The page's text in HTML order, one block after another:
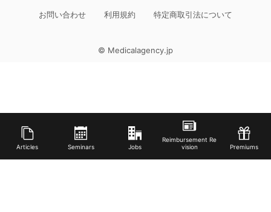
Articles Seminars Jobs
Reimbursement Re
vision
Premiums
お問い合わせ 利用規約 特定商取引法について
© Medicalagency.jp